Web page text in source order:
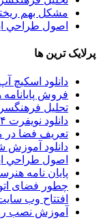
مشکل بهم
اصول طراحي
پرلایک ترین ها
دانلود اسکیچ آپ
فروش
تحلیل
دانلود نویفرت ۲۰۱۴
تعریف فضا در
دانلود آموزش
اصول طراحي
پایان نامه
چطور فضای اتوکد ۲۰۱۶ را
افتتاح وب
آموزش نصب